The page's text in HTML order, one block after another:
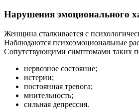
Нарушения эмоционального
Женщина сталкивается с
Наблюдаются психоэмоциональные
Сопутствующими симптомами таких
нервозное состояние;
истерии;
постоянная тревога;
мнительность;
сильная депрессия.